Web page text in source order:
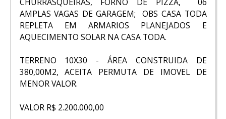
AMPLAS VAGAS DE GARAGEM; OBS CASA TODA
REPLETA EM ARMARIOS PLANEJADOS E
AQUECIMENTO SOLAR NA CASA TODA.
TERRENO 10X30 - ÁREA CONSTRUIDA DE
380,00M2, ACEITA PERMUTA DE IMOVEL DE
MENOR VALOR.
VALOR R$ 2.200.000,00